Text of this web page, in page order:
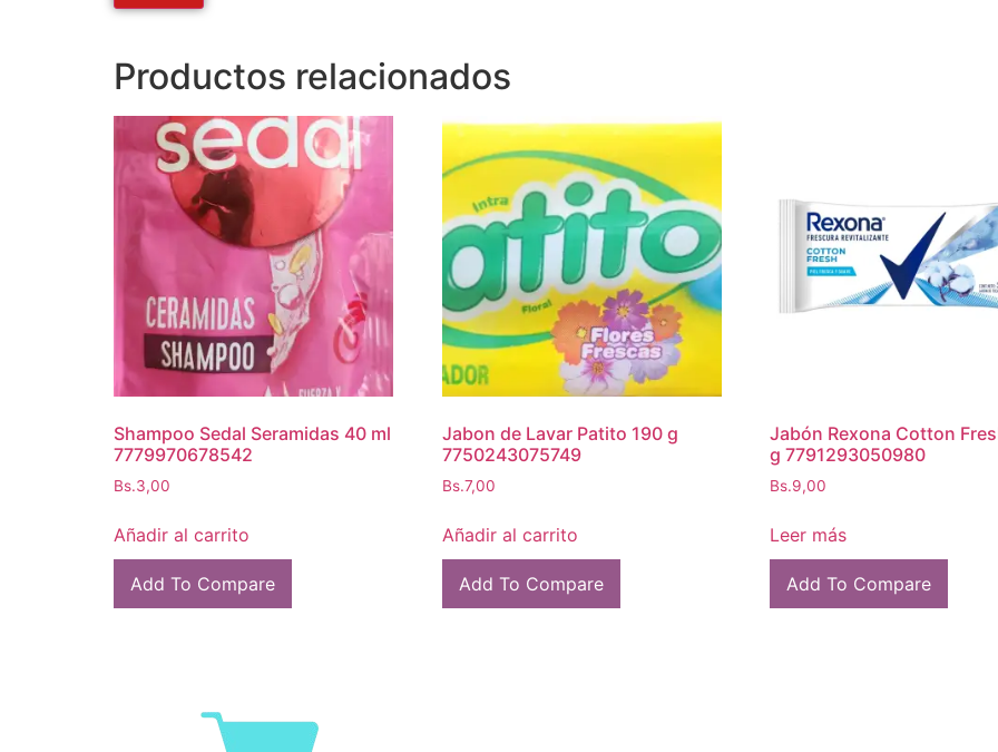
Productos relacionados
Shampoo Sedal Seramidas 40 ml
7779970678542
Bs.3,00
Añadir al carrito
Add To Compare
Jabon de Lavar Patito 190 g
7750243075749
Bs.7,00
Añadir al carrito
Add To Compare
Jabón Rexona Cotton
g 7791293050980
Bs.9,00
Leer más
Add To Compare